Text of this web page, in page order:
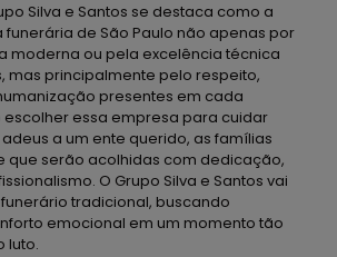
Silva e Santos se destaca como a
de São Paulo não apenas por
moderna ou pela excelência técnica
mas principalmente pelo respeito,
presentes em cada
escolher essa empresa para cuidar
a um ente querido, as famílias
que serão acolhidas com dedicação,
O Grupo Silva e Santos vai
tradicional, buscando
emocional em um momento tão
luto.